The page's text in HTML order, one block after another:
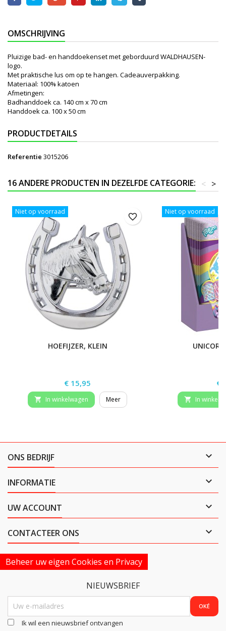
OMSCHRIJVING
Pluizige bad- en handdoekenset met geborduurd WALDHAUSEN-
logo.
Met praktische lus om op te hangen. Cadeauverpakking.
Materiaal: 100% katoen
Afmetingen:
Badhanddoek ca. 140 cm x 70 cm
Handdoek ca. 100 x 50 cm
PRODUCTDETAILS
Referentie 3015206
16 ANDERE PRODUCTEN IN DEZELFDE CATEGORIE: >
<
Niet op voorraad
HOEFIJZER, KLEIN
Prijs
€ 15,95
 In winkelwagen Meer
favorite_border
Niet op voorraad
€
 In
ONS BEDRIJF 
INFORMATIE 
UW ACCOUNT 
CONTACTEER ONS 
Beheer uw eigen Cookies en Privacy
NIEUWSBRIEF
Ik wil een nieuwsbrief ontvangen